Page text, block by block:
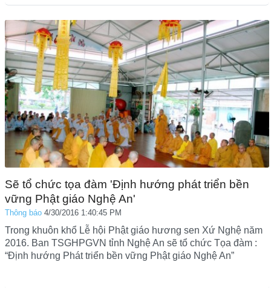
Sẽ tổ chức tọa đàm 'Định hướng phát triển bền
vững Phật giáo Nghệ An'
Thông báo 4/30/2016 1:40:45 PM
Trong khuôn khổ Lễ hội Phật giáo hương sen Xứ Nghệ năm
2016. Ban TSGHPGVN tỉnh Nghệ An sẽ tổ chức Tọa đàm :
“Định hướng Phát triển bền vững Phật giáo Nghệ An”